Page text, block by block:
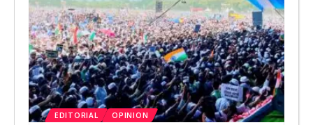
EDITORIAL OPINION